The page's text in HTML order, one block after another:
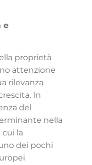
e
proprietà
attenzione
rilevanza
In
del
nella
la
dei pochi